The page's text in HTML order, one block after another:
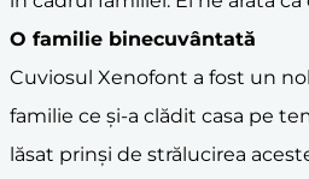
O familie binecuvântată
Cuviosul Xenofont a fost un
familie ce și-a clădit casa pe
lăsat prinși de strălucirea